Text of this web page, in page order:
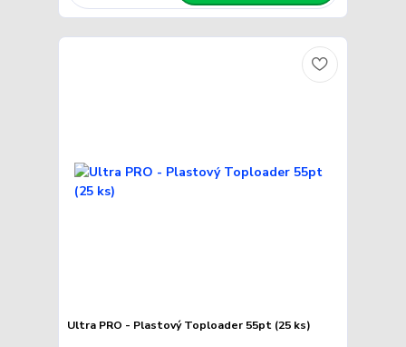
Ultra PRO - Plastový Toploader 55pt (25 ks)